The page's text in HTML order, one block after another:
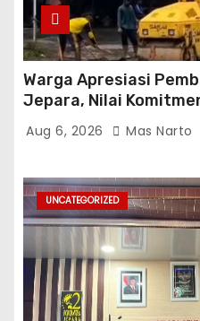
Warga Apresiasi
Jepara, Nilai
Tingkatkan
Aug 6, 2026 Mas Narto
UNCATEGORIZED